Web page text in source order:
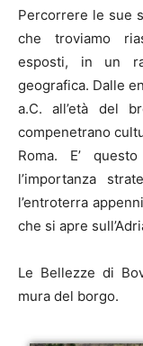
Percorrere le sue
che troviamo
esposti, in un
geografica. Dalle
a.C. all’età del
compenetrano
Roma. E’
l’importanza
l’entroterra
che si apre
Le Bellezze di
mura del borgo.